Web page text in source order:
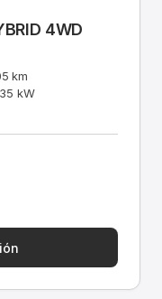
4WD
km
kW